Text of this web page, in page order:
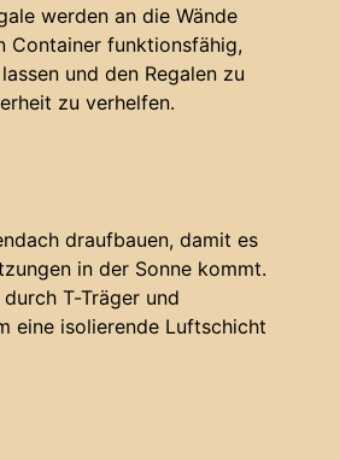
werden an die Wände
Container funktionsfähig,
und den Regalen zu
zu verhelfen.
draufbauen, damit es
in der Sonne kommt.
T-Träger und
eine isolierende Luftschicht